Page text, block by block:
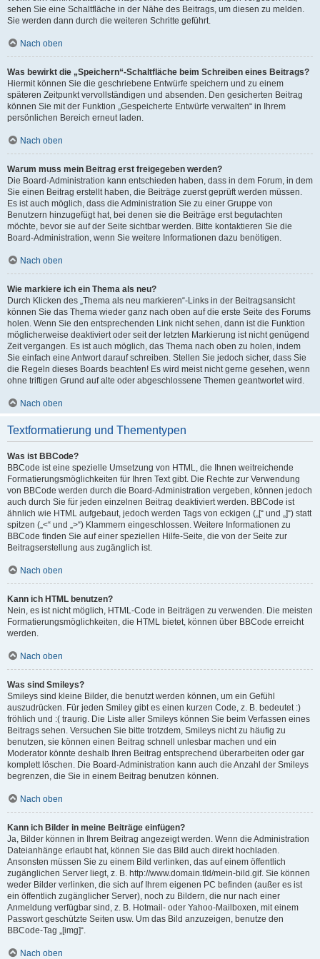
sehen Sie eine Schaltfläche in der Nähe des Beitrags, um diesen zu melden.
Sie werden dann durch die weiteren Schritte geführt.
Nach oben
Was bewirkt die „Speichern“-Schaltfläche beim Schreiben eines Beitrags?
Hiermit können Sie die geschriebene Entwürfe speichern und zu einem
späteren Zeitpunkt vervollständigen und absenden. Den gesicherten Beitrag
können Sie mit der Funktion „Gespeicherte Entwürfe verwalten“ in Ihrem
persönlichen Bereich erneut laden.
Nach oben
Warum muss mein Beitrag erst freigegeben werden?
Die Board-Administration kann entschieden haben, dass in dem Forum, in dem
Sie einen Beitrag erstellt haben, die Beiträge zuerst geprüft werden müssen.
Es ist auch möglich, dass die Administration Sie zu einer Gruppe von
Benutzern hinzugefügt hat, bei denen sie die Beiträge erst begutachten
möchte, bevor sie auf der Seite sichtbar werden. Bitte kontaktieren Sie die
Board-Administration, wenn Sie weitere Informationen dazu benötigen.
Nach oben
Wie markiere ich ein Thema als neu?
Durch Klicken des „Thema als neu markieren“-Links in der Beitragsansicht
können Sie das Thema wieder ganz nach oben auf die erste Seite des Forums
holen. Wenn Sie den entsprechenden Link nicht sehen, dann ist die Funktion
möglicherweise deaktiviert oder seit der letzten Markierung ist nicht genügend
Zeit vergangen. Es ist auch möglich, das Thema nach oben zu holen, indem
Sie einfach eine Antwort darauf schreiben. Stellen Sie jedoch sicher, dass Sie
die Regeln dieses Boards beachten! Es wird meist nicht gerne gesehen, wenn
ohne triftigen Grund auf alte oder abgeschlossene Themen geantwortet wird.
Nach oben
Textformatierung und Thementypen
Was ist BBCode?
BBCode ist eine spezielle Umsetzung von HTML, die Ihnen weitreichende
Formatierungsmöglichkeiten für Ihren Text gibt. Die Rechte zur Verwendung
von BBCode werden durch die Board-Administration vergeben, können jedoch
auch durch Sie für jeden einzelnen Beitrag deaktiviert werden. BBCode ist
ähnlich wie HTML aufgebaut, jedoch werden Tags von eckigen („[“ und „]“) statt
spitzen („<“ und „>“) Klammern eingeschlossen. Weitere Informationen zu
BBCode finden Sie auf einer speziellen Hilfe-Seite, die von der Seite zur
Beitragserstellung aus zugänglich ist.
Nach oben
Kann ich HTML benutzen?
Nein, es ist nicht möglich, HTML-Code in Beiträgen zu verwenden. Die meisten
Formatierungsmöglichkeiten, die HTML bietet, können über BBCode erreicht
werden.
Nach oben
Was sind Smileys?
Smileys sind kleine Bilder, die benutzt werden können, um ein Gefühl
auszudrücken. Für jeden Smiley gibt es einen kurzen Code, z. B. bedeutet :)
fröhlich und :( traurig. Die Liste aller Smileys können Sie beim Verfassen eines
Beitrags sehen. Versuchen Sie bitte trotzdem, Smileys nicht zu häufig zu
benutzen, sie können einen Beitrag schnell unlesbar machen und ein
Moderator könnte deshalb Ihren Beitrag entsprechend überarbeiten oder gar
komplett löschen. Die Board-Administration kann auch die Anzahl der Smileys
begrenzen, die Sie in einem Beitrag benutzen können.
Nach oben
Kann ich Bilder in meine Beiträge einfügen?
Ja, Bilder können in Ihrem Beitrag angezeigt werden. Wenn die Administration
Dateianhänge erlaubt hat, können Sie das Bild auch direkt hochladen.
Ansonsten müssen Sie zu einem Bild verlinken, das auf einem öffentlich
zugänglichen Server liegt, z. B. http://www.domain.tld/mein-bild.gif. Sie können
weder Bilder verlinken, die sich auf Ihrem eigenen PC befinden (außer es ist
ein öffentlich zugänglicher Server), noch zu Bildern, die nur nach einer
Anmeldung verfügbar sind, z. B. Hotmail- oder Yahoo-Mailboxen, mit einem
Passwort geschützte Seiten usw. Um das Bild anzuzeigen, benutze den
BBCode-Tag „[img]“.
Nach oben